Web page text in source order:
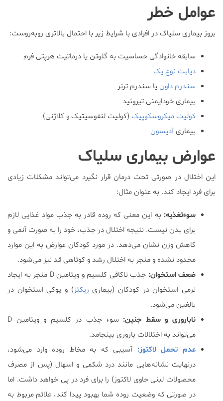
عوامل خطر
بروز بیماری سلیاک در افرادی با شرایط زیر با احتمال بالاتری روبه‌روست:
سابقه خانوادگی حساسیت به گلوتن یا درماتیت هرپتی فرم
دیابت نوع یک
سندرم داونیا سندرم ترنر
بیماری خودایمنی تیروئید
کولیت میکروسکوپیک (کولیت لنفوسیتیک و کلاژنی)
بیماریآدیسون
عوارض بیماری سلیاک
این اختلال در صورتی تحت درمان قرار نگیرد می‌تواند مشکلات زیادی
برای فرد ایجاد کند. به عنوان مثال:
سوءتغذیه: به این معنی که روده قادر به جذب مواد غذایی لازم
برای بدن نیست. نتیجه اختلال در جذب، خود را به صورت آنمی و
کاهش وزن نشان می‌دهد. در مورد کودکان عوارض به این موارد
محدود نشده و منجر به اختلال رشد و کوتاهی قد نیز می‌شود.
ضعف استخوان:
جذب ناکافی کلسیم و ویتامین D منجر به ایجاد
نرمی استخوان در کودکان (بیماری ریکتز) و پوکی استخوان در
بالغین می‌شود.
ناباروری و سقط جنین:
سوء جذب در کلسیم و ویتامین D
می‌تواند به اختلالات باروری بینجامد.
عدم تحمل لاکتوز: آسیبی که به مخاط روده وارد می‌شود،
درنهایت نشانه‌هایی مانند درد شکمی و اسهال (پس از مصرف
محصولات لبنی حاوی لاکتوز) را برای فرد در پی خواهد داشت. اما
در صورتی که وضعیت روده شما بهبود پیدا کند، علائم مربوط به